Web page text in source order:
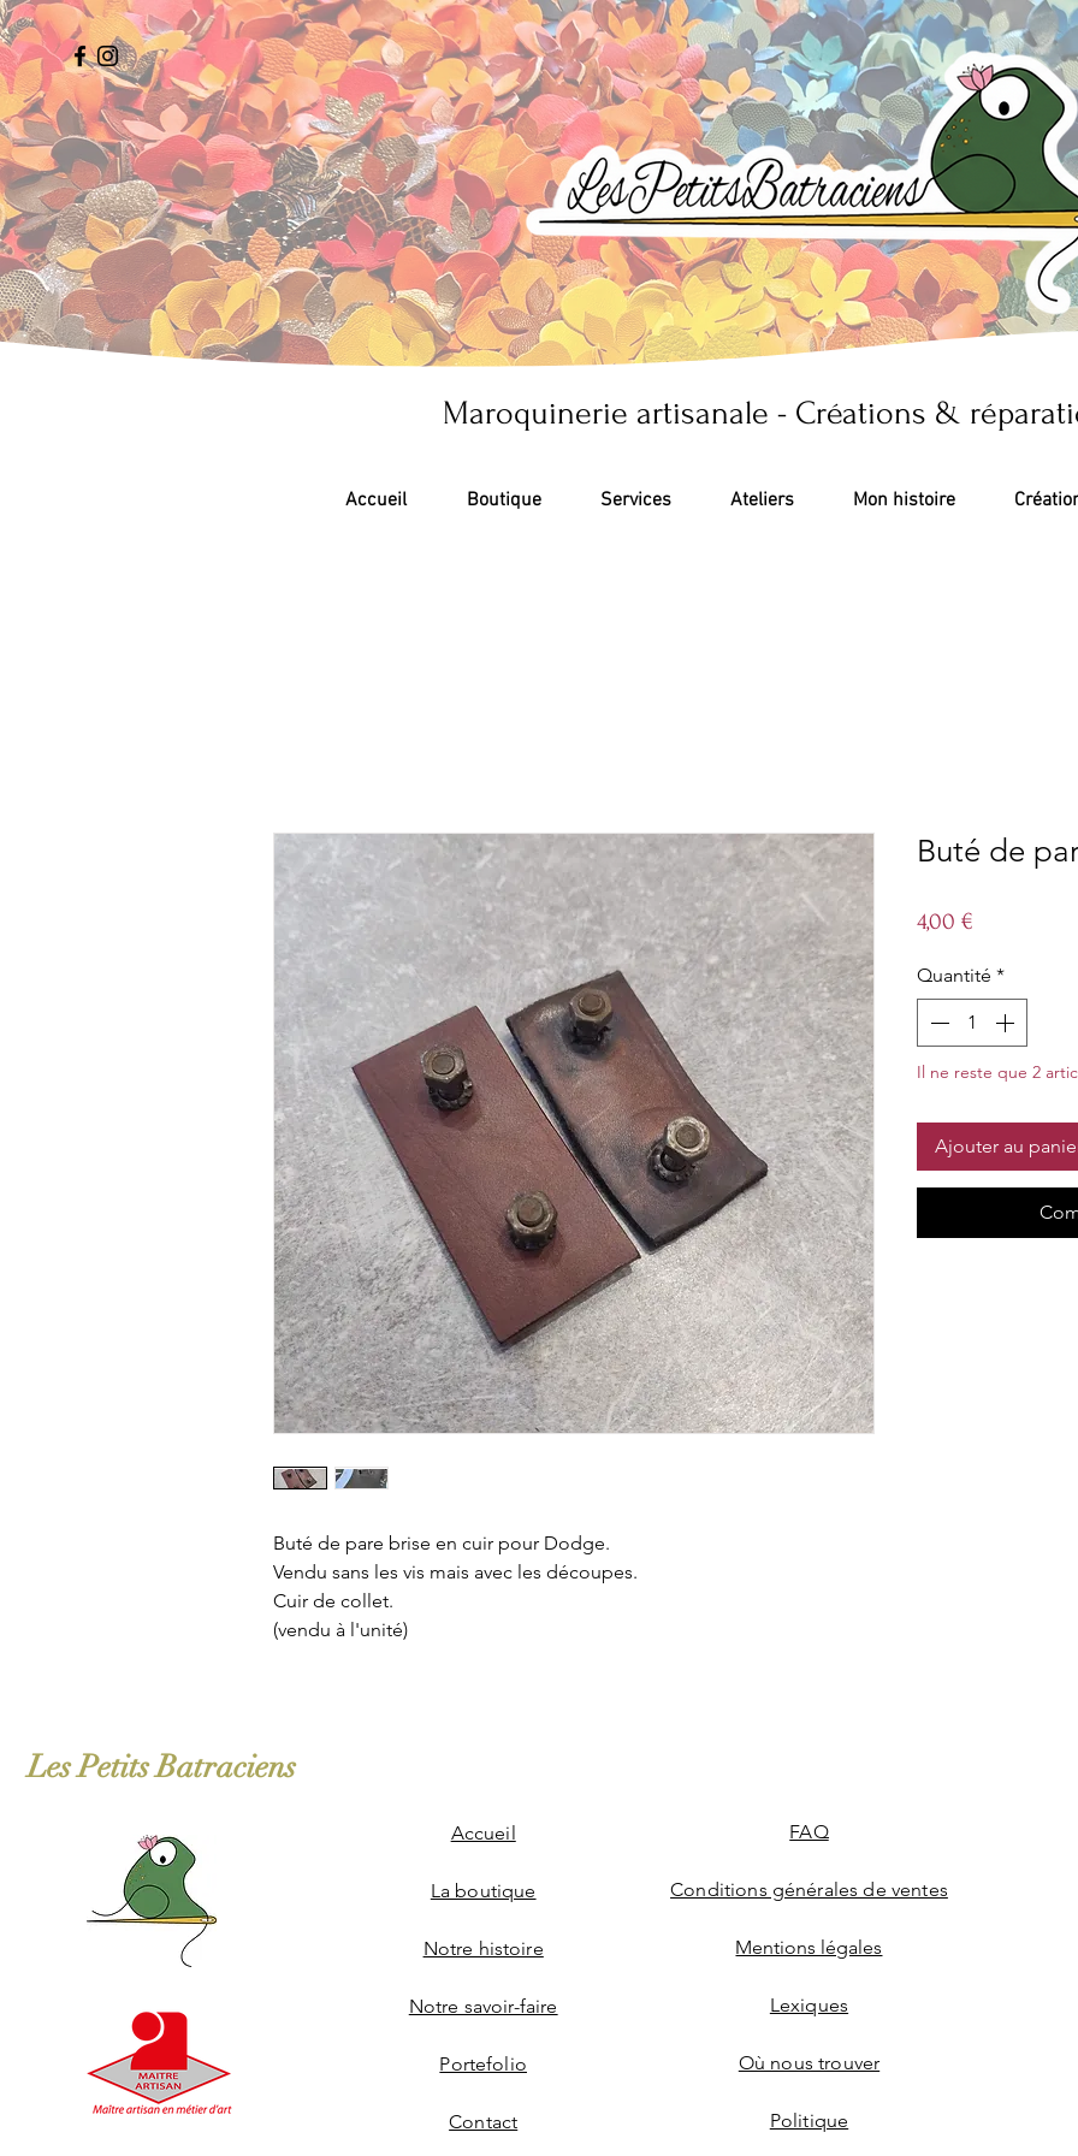
Maroquinerie artisanale - Créations &
Accueil Boutique Services Ateliers Mon histoire
Buté de pare brise en cuir pour Dodge.
Vendu sans les vis mais avec les découpes.
Cuir de collet.
(vendu à l'unité)
Buté de
4,00 €
Quantité *
Il ne reste que 2
Ajouter au
Les Petits Batraciens
Accueil
La boutique
Notre histoire
Notre savoir-faire
Portefolio
Contact
FAQ
Conditions générales de ventes
Mentions légales
Lexiques
Où nous trouver
Politique